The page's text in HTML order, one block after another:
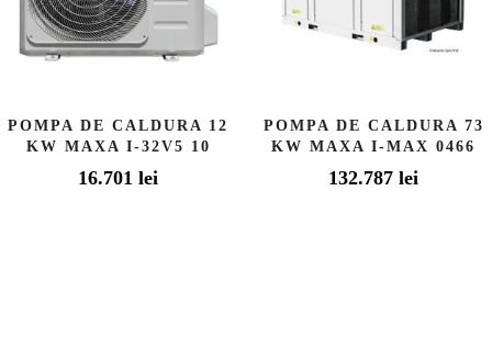
POMPA DE CALDURA 12
KW MAXA I-32V5 10
16.701lei
POMPA DE CALDURA 73
KW MAXA I-MAX 0466
132.787lei